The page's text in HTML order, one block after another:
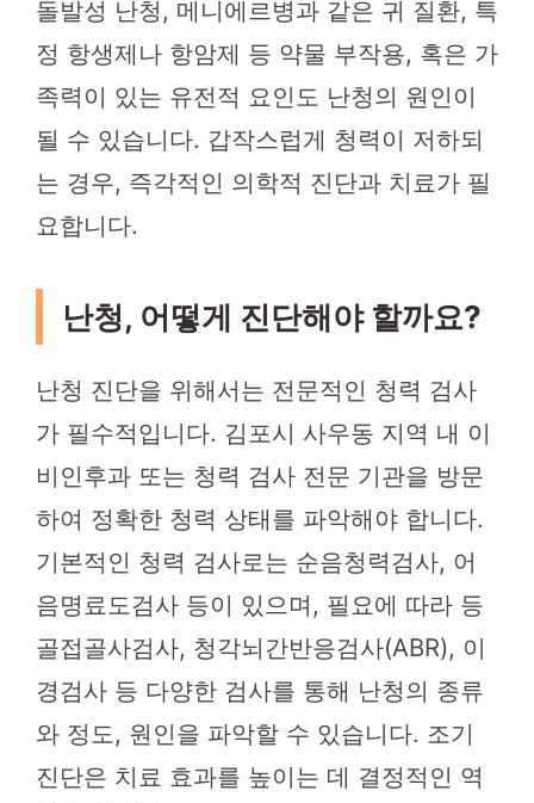
돌발성 난청, 메니에르병과 같은 귀 질환, 특
정 항생제나 항암제 등 약물 부작용, 혹은 가
족력이 있는 유전적 요인도 난청의 원인이
될 수 있습니다. 갑작스럽게 청력이 저하되
는 경우, 즉각적인 의학적 진단과 치료가 필
요합니다.
난청, 어떻게 진단해야 할까요?
난청 진단을 위해서는 전문적인 청력 검사
가 필수적입니다. 김포시 사우동 지역 내 이
비인후과 또는 청력 검사 전문 기관을 방문
하여 정확한 청력 상태를 파악해야 합니다.
기본적인 청력 검사로는 순음청력검사, 어
음명료도검사 등이 있으며, 필요에 따라 등
골접골사검사, 청각뇌간반응검사(ABR), 이
경검사 등 다양한 검사를 통해 난청의 종류
와 정도, 원인을 파악할 수 있습니다. 조기
진단은 치료 효과를 높이는 데 결정적인 역